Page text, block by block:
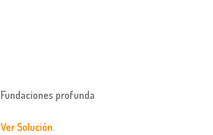
Fundaciones profunda
Ver Solución.